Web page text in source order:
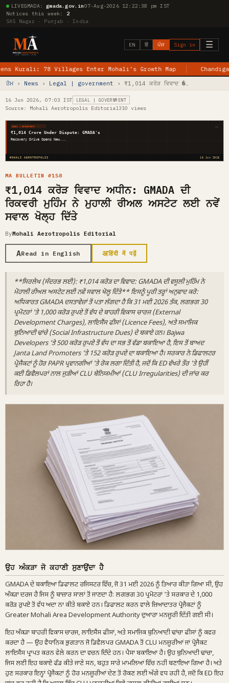
LIVEGMADA:gmada.gov.in07-Aug-2026 12:22:39 pm IST
Notices this week: 2
SAS Nagar · Punjab · India
☰
EN हिं ਪੰਜ Sign in
78 Villages Enter Mohali’s Growth Map
ਹੋਮ
› News › Legal | government › ₹1,014 ਕਰੋੜ ਵਿਵਾਦ �…
16 Jun 2026, 07:03 IST LEGAL | GOVERNMENT
Source: Mohali Aerotropolis Editorial310 views
LEGAL | GOVERNMENT
MOHALI AEROTROPOLIS 16 Jun 2026
₹1,014 Crore Under Dispute: GMADA's
Recovery Drive Opens New...
MA
MA BULLETIN #158
₹1,014 ਕਰੋੜ ਵਿਵਾਦ ਅਧੀਨ: GMADA ਦੀ
ਰਿਕਵਰੀ ਮੁਹਿੰਮ ਨੇ ਮੁਹਾਲੀ ਰੀਅਲ ਅਸਟੇਟ ਲਈ ਨਵੇਂ
ਸਵਾਲ ਖੋਲ੍ਹ ਦਿੱਤੇ
ByMohali Aerotropolis Editorial
ARead in English अहिंदी में पढ़ें
**ਸਿਰਲੇਖ (ਸੰਦਰਭ ਲਈ): ₹1,014 ਕਰੋੜ ਦਾ ਵਿਵਾਦ: GMADA ਦੀ ਵਸੂਲੀ ਮੁਹਿੰਮ ਨੇ
ਮੋਹਾਲੀ ਰੀਅਲ ਅਸਟੇਟ ਲਈ ਨਵੇਂ ਸਵਾਲ ਖੋਲ੍ਹ ਦਿੱਤੇ** ਇਸਨੂੰ ਪੂਰੀ ਤਰ੍ਹਾਂ ਅਨੁਵਾਦ ਕਰੋ:
ਅਧਿਕਾਰਤ GMADA ਦਸਤਾਵੇਜ਼ਾਂ ਤੋਂ ਪਤਾ ਲੱਗਦਾ ਹੈ ਕਿ 31 ਮਈ 2026 ਤੱਕ, ਲਗਭਗ 30
ਪ੍ਰਮੋਟਰਾਂ 'ਤੇ 1,000 ਕਰੋੜ ਰੁਪਏ ਤੋਂ ਵੱਧ ਦੇ ਬਾਹਰੀ ਵਿਕਾਸ ਚਾਰਜ (External
Development Charges), ਲਾਇਸੈਂਸ ਫੀਸਾਂ (Licence Fees), ਅਤੇ ਸਮਾਜਿਕ
ਬੁਨਿਆਦੀ ਢਾਂਚੇ (Social Infrastructure Dues) ਦੇ ਬਕਾਏ ਹਨ। Bajwa
Developers 'ਤੇ 500 ਕਰੋੜ ਰੁਪਏ ਤੋਂ ਵੱਧ ਦਾ ਸਭ ਤੋਂ ਵੱਡਾ ਬਕਾਇਆ ਹੈ, ਇਸ ਤੋਂ ਬਾਅਦ
Janta Land Promoters 'ਤੇ 152 ਕਰੋੜ ਰੁਪਏ ਦਾ ਬਕਾਇਆ ਹੈ। ਸਰਕਾਰ ਨੇ ਡਿਫਾਲਟਰ
ਪ੍ਰੋਜੈਕਟਾਂ ਨੂੰ ਹੋਰ PAPR ਪ੍ਰਵਾਨਗੀਆਂ 'ਤੇ ਰੋਕ ਲਗਾ ਦਿੱਤੀ ਹੈ, ਜਦੋਂ ਕਿ ED ਵੱਖਰੇ ਤੌਰ 'ਤੇ ਉਹੀਂ
ਕਈ ਡਿਵੈਲਪਰਾਂ ਨਾਲ ਜੁੜੀਆਂ CLU ਬੇਨਿਯਮੀਆਂ (CLU Irregularities) ਦੀ ਜਾਂਚ ਕਰ
ਰਿਹਾ ਹੈ।
ਉਹ ਅੰਕੜਾ ਜੋ ਕਹਾਣੀ ਸੁਣਾਉਂਦਾ ਹੈ
GMADA ਦੇ ਬਕਾਇਆ ਡਿਫਾਲਟ ਰਜਿਸਟਰ ਵਿੱਚ, ਜੋ 31 ਮਈ 2026 ਨੂੰ ਤਿਆਰ ਕੀਤਾ ਗਿਆ ਸੀ, ਉਹ
ਅੰਕੜਾ ਦਰਜ ਹੈ ਜਿਸ ਨੂੰ ਬਾਜ਼ਾਰ ਸਾਲਾਂ ਤੋਂ ਜਾਣਦਾ ਹੈ: ਲਗਭਗ 30 ਪ੍ਰਮੋਟਰਾਂ 'ਤੇ ਸਰਕਾਰ ਦੇ 1,000
ਕਰੋੜ ਰੁਪਏ ਤੋਂ ਵੱਧ ਅਦਾ ਨਾ ਕੀਤੇ ਬਕਾਏ ਹਨ। ਡਿਫਾਲਟ ਕਰਨ ਵਾਲੇ ਜ਼ਿਆਦਾਤਰ ਪ੍ਰੋਜੈਕਟਾਂ ਨੂੰ
Greater Mohali Area Development Authority ਦੁਆਰਾ ਮਨਜ਼ੂਰੀ ਦਿੱਤੀ ਗਈ ਸੀ।
ਇਹ ਅੰਕੜਾ ਬਾਹਰੀ ਵਿਕਾਸ ਚਾਰਜ, ਲਾਇਸੈਂਸ ਫੀਸਾਂ, ਅਤੇ ਸਮਾਜਿਕ ਬੁਨਿਆਦੀ ਢਾਂਚਾ ਫੀਸਾਂ ਨੂੰ ਕਵਰ
ਕਰਦਾ ਹੈ — ਉਹ ਵੈਧਾਨਿਕ ਭੁਗਤਾਨ ਜੋ ਡਿਵੈਲਪਰ GMADA ਤੋਂ CLU ਮਨਜ਼ੂਰੀਆਂ ਜਾਂ ਪ੍ਰੋਜੈਕਟ
ਲਾਇਸੈਂਸ ਪ੍ਰਾਪਤ ਕਰਨ ਵੇਲੇ ਕਰਨ ਦਾ ਵਚਨ ਦਿੰਦੇ ਹਨ। ਪੈਸਾ ਬਕਾਇਆ ਹੈ। ਉਹ ਬੁਨਿਆਦੀ ਢਾਂਚਾ,
ਜਿਸ ਲਈ ਇਹ ਬਕਾਏ ਫੰਡ ਕੀਤੇ ਜਾਣੇ ਸਨ, ਬਹੁਤ ਸਾਰੇ ਮਾਮਲਿਆਂ ਵਿੱਚ ਨਹੀਂ ਬਣਾਇਆ ਗਿਆ ਹੈ। ਅਤੇ
ਹੁਣ ਸਰਕਾਰ ਇਨ੍ਹਾਂ ਪ੍ਰੋਜੈਕਟਾਂ ਨੂੰ ਹੋਰ ਮਨਜ਼ੂਰੀਆਂ ਦੇਣ ਤੋਂ ਰੋਕਣ ਲਈ ਅੱਗੇ ਵਧ ਰਹੀ ਹੈ, ਜਦੋਂ ਕਿ ED ਇਹ